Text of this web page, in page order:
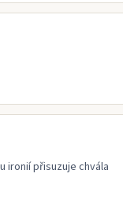
ironií přisuzuje chvála